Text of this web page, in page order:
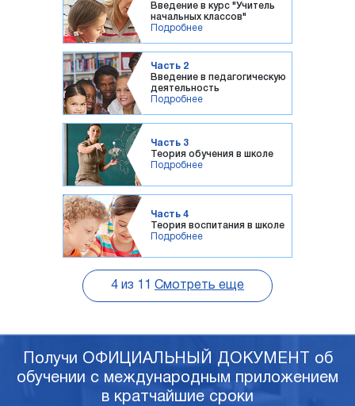
Введение в курс "Учитель
начальных классов"
Подробнее
Часть 2
Введение в педагогическую
деятельность
Подробнее
Часть 3
Теория обучения в школе
Подробнее
Часть 4
Теория воспитания в школе
Подробнее
4 из 11 Смотреть еще
Получи ОФИЦИАЛЬНЫЙ ДОКУМЕНТ об
обучении с международным приложением
в кратчайшие сроки